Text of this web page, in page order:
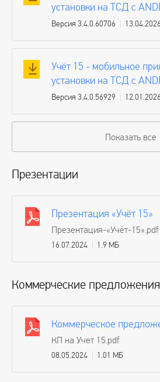
установки на ТСД с
Версия 3.4.0.60706 13.04.2026
Учёт 15 - мобильное
установки на ТСД с
Версия 3.4.0.56929 12.01.2026
Показать все
Презентации
Презентация «Учёт 15»
Презентация-«Учёт-15».pdf
16.07.2024 1.9 МБ
Коммерческие предложения
Коммерческое
КП на Учет 15.pdf
08.05.2024 1.01 МБ